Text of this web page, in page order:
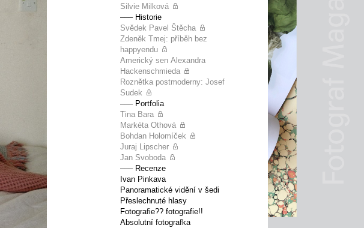
Silvie Milková
––– Historie
Svědek Pavel Štěcha
Zdeněk Tmej: příběh bez
happyendu
Americký sen Alexandra
Hackenschmieda
Roznětka postmoderny: Josef
Sudek
––– Portfolia
Tina Bara
Markéta Othová
Bohdan Holomíček
Juraj Lipscher
Jan Svoboda
––– Recenze
Ivan Pinkava
Panoramatické vidění v šedi
Přeslechnuté hlasy
Fotografie?? fotografie!!
Absolutní fotografka